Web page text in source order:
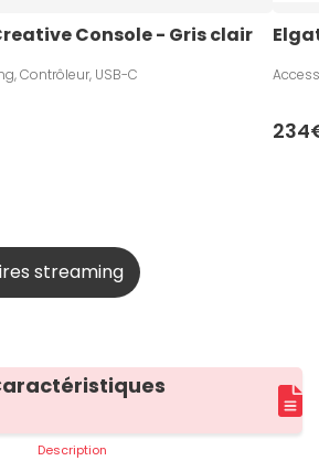
Console - Gris clair
Contrôleur, USB-C
streaming
Description